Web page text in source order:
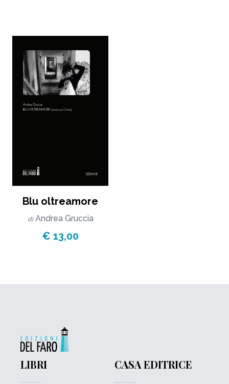
Blu oltreamore
di Andrea Gruccia
€ 13,00
LIBRI CASA EDITRICE